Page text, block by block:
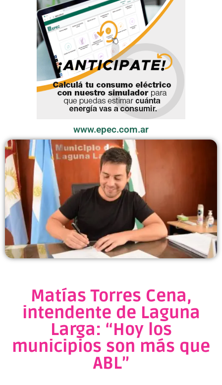
www.epec.com.ar
Matías Torres Cena,
intendente de Laguna
Larga: “Hoy los
municipios son más que
ABL”